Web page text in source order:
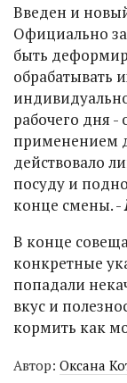
Введен и
Официально
быть
обрабатывать
рабочего дня -
применением
действовало
посуду и
конце смены. -
В конце
конкретные
попадали
вкус и
кормить как
Автор: Оксана